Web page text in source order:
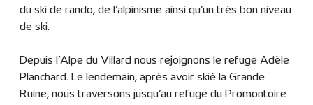
du ski de rando, de l’alpinisme ainsi qu’un très bon niveau
de ski.
Depuis l’Alpe du Villard nous rejoignons le refuge Adèle
Planchard. Le lendemain, après avoir skié la Grande
Ruine, nous traversons jusqu’au refuge du Promontoire